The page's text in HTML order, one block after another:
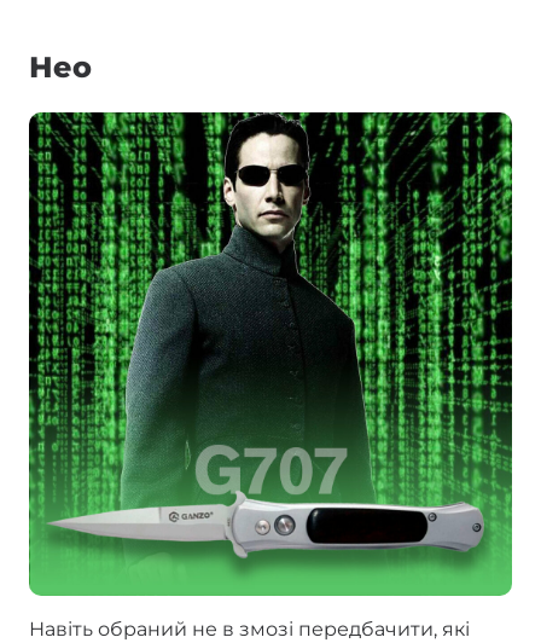
Нео
Навіть обраний не в змозі передбачити, які